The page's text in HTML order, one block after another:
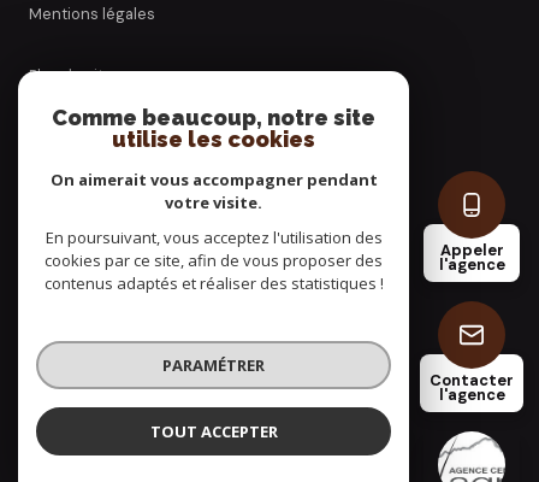
AGENCE CENTRALE DE LA PLAGNE
Appeler
l'agence
Contacter
l'agence
mentions légales
plan du site
cookies
© 2026 | Tous droits réservés
Réalisé par
Comme beaucoup, notre site
utilise les cookies
On aimerait vous accompagner pendant
votre visite.
En poursuivant, vous acceptez l'utilisation des
cookies par ce site, afin de vous proposer des
contenus adaptés et réaliser des statistiques !
PARAMÉTRER
TOUT ACCEPTER